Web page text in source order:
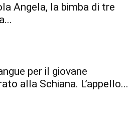
Angela, la bimba di tre
per il giovane
alla Schiana. L’appello...